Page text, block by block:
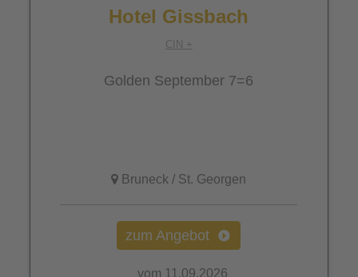
Hotel Gissbach
CIN +
Golden September 7=6
Bruneck / St. Georgen
zum Angebot
vom 11.09.2026